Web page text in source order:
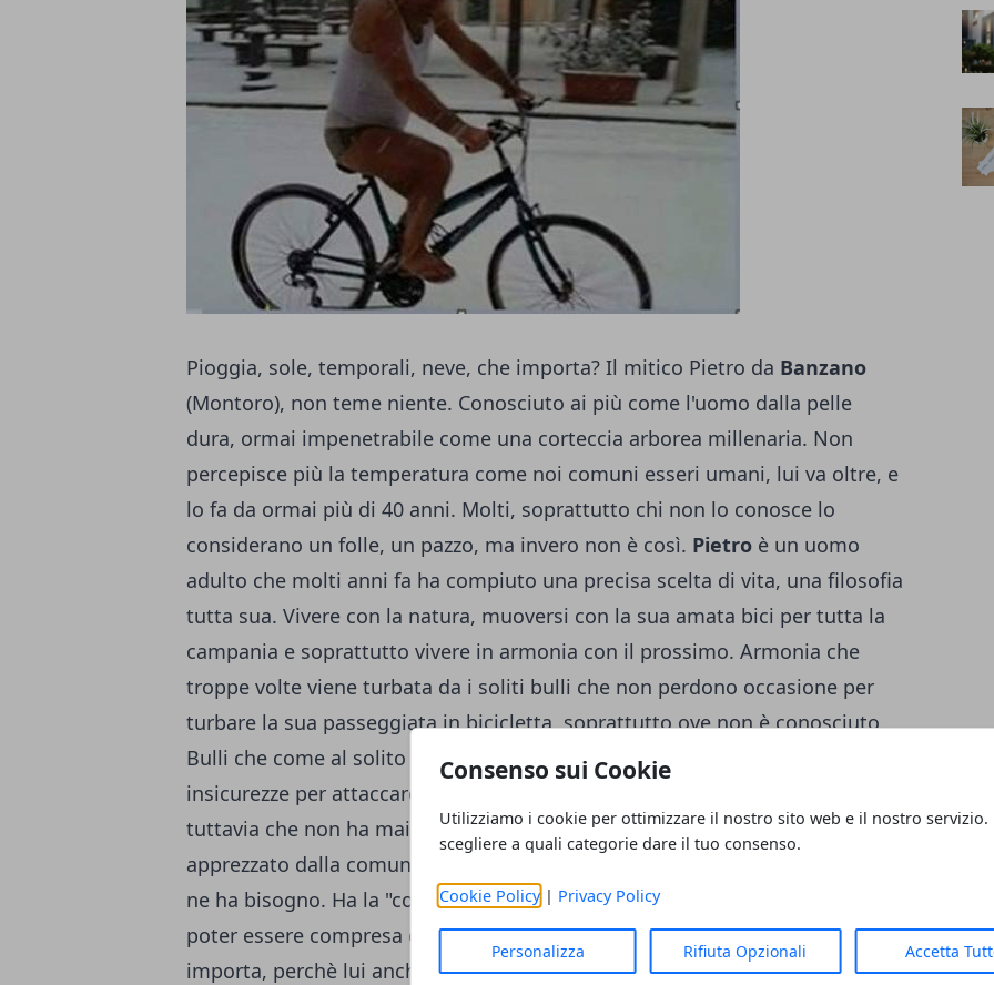
Consenso sui Cookie
Utilizziamo i cookie per ottimizzare il nostro sito web e il nostro servizio.
scegliere a quali categorie dare il tuo consenso.
Cookie Policy| Privacy Policy
Personalizza Rifiuta Opzionali Accetta
Pioggia, sole, temporali, neve, che importa? Il mitico Pietro da Banzano
(Montoro), non teme niente. Conosciuto ai più come l'uomo dalla pelle
dura, ormai impenetrabile come una corteccia arborea millenaria. Non
percepisce più la temperatura come noi comuni esseri umani, lui va oltre, e
lo fa da ormai più di 40 anni. Molti, soprattutto chi non lo conosce lo
considerano un folle, un pazzo, ma invero non è così. Pietro è un uomo
adulto che molti anni fa ha compiuto una precisa scelta di vita, una filosofia
tutta sua. Vivere con la natura, muoversi con la sua amata bici per tutta la
campania e soprattutto vivere in armonia con il prossimo. Armonia che
troppe volte viene turbata da i soliti bulli che non perdono occasione per
turbare la sua passeggiata in bicicletta, soprattutto ove non è conosciuto.
Bulli che come al solito si fanno forza delle proprie debolezze, le proprie
insicurezze per attaccare chi è semplicemente diverso da loro. Una diversità
tuttavia che non ha mai fatto del male a nessuno, anzi, da sempre Pietro è
apprezzato dalla comunità per la sua disponibilità nel dare una mano a chi
ne ha bisogno. Ha la "colpa" di avere una passione forse troppo estrema da
poter essere compresa da tutti, o magari dai meno intelligenti. Ma poco
importa, perchè lui anche oggi con-3 gradie tanta neve per le strade, va a